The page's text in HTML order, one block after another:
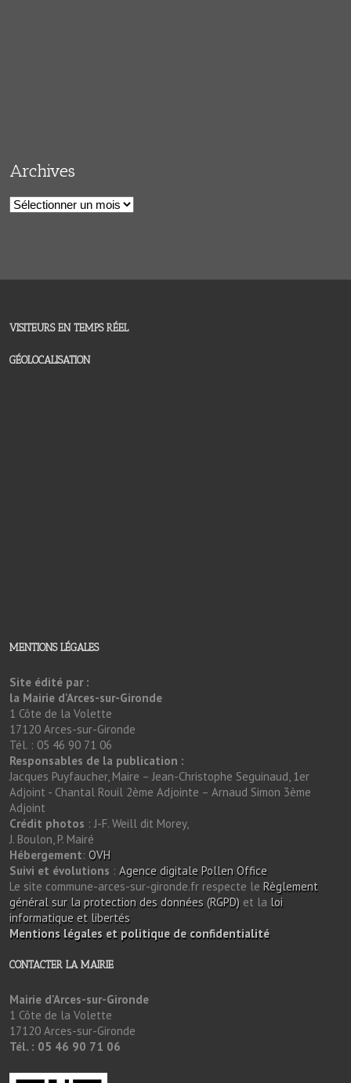
Archives
Archives
VISITEURS EN TEMPS RÉEL
GÉOLOCALISATION
MENTIONS LÉGALES
Site édité par :
la Mairie d'Arces-sur-Gironde
1 Côte de la Volette
17120 Arces-sur-Gironde
Tél. : 05 46 90 71 06
Responsables de la publication :
Jacques Puyfaucher, Maire – Jean-Christophe Seguinaud, 1er
Adjoint - Chantal Rouil 2ème Adjointe – Arnaud Simon 3ème
Adjoint
Crédit photos : J-F. Weill dit Morey,
J. Boulon, P. Mairé
Hébergement: OVH
Suivi et évolutions : Agence digitale Pollen Office
Le site commune-arces-sur-gironde.fr respecte le Règlement
général sur la protection des données (RGPD) et la loi
informatique et libertés
Mentions légales et politique de confidentialité
CONTACTER LA MAIRIE
Mairie d'Arces-sur-Gironde
1 Côte de la Volette
17120 Arces-sur-Gironde
Tél. : 05 46 90 71 06